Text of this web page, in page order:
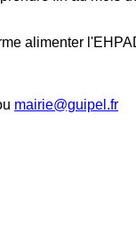
alimenter
mairie@guipel.fr